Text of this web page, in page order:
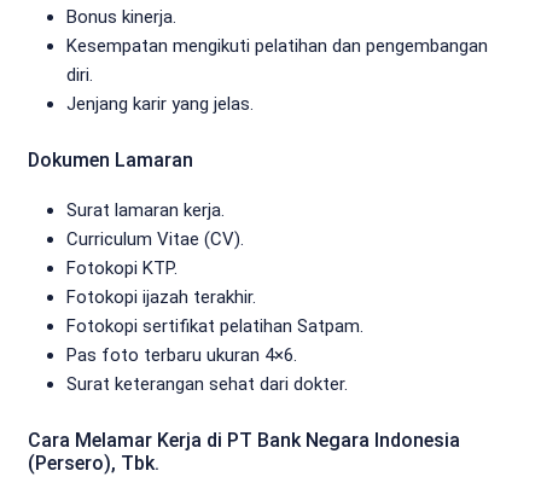
Bonus kinerja.
Kesempatan mengikuti pelatihan dan pengembangan
diri.
Jenjang karir yang jelas.
Dokumen Lamaran
Surat lamaran kerja.
Curriculum Vitae (CV).
Fotokopi KTP.
Fotokopi ijazah terakhir.
Fotokopi sertifikat pelatihan Satpam.
Pas foto terbaru ukuran 4×6.
Surat keterangan sehat dari dokter.
Cara Melamar Kerja di PT Bank Negara Indonesia
(Persero), Tbk.